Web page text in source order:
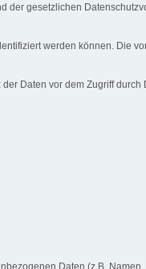
der gesetzlichen
werden können. Die
Daten vor dem Zugriff durch
Daten (z.B. Namen,